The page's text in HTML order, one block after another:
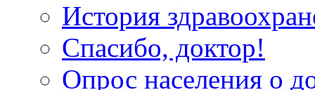
История
Спасибо, доктор!
Опрос населения о